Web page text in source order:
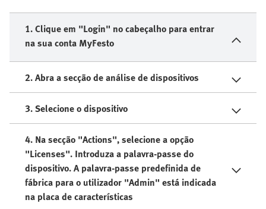
1. Clique em "Login" no cabeçalho para entrar
na sua conta MyFesto
2. Abra a secção de análise de dispositivos
3. Selecione o dispositivo
4. Na secção "Actions", selecione a opção
"Licenses". Introduza a palavra-passe do
dispositivo. A palavra-passe predefinida de
fábrica para o utilizador "Admin" está indicada
na placa de características